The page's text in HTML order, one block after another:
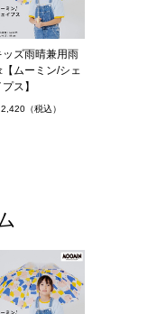
ッズ雨晴兼用雨
【ムーミン/シェ
ス】
2,420（税込）